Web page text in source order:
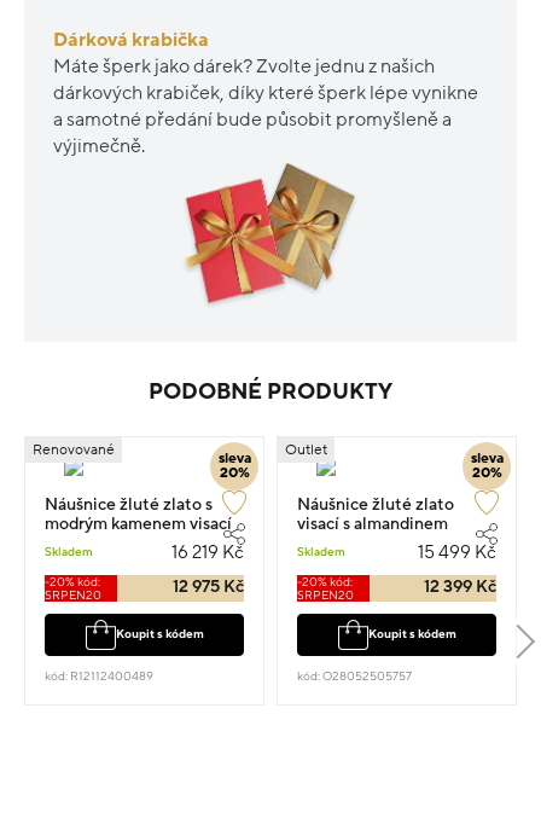
Dárková krabička
Máte šperk jako dárek? Zvolte jednu z našich
dárkových krabiček, díky které šperk lépe vynikne
a samotné předání bude působit promyšleně a
výjimečně.
PODOBNÉ PRODUKTY
sleva
20%
Renovované
Náušnice žluté zlato s
modrým kamenem visací
Skladem 16 219 Kč
-20% kód:
SRPEN20
12 975 Kč
Koupit s kódem
kód: R12112400489
sleva
20%
Outlet
Náušnice žluté zlato
visací s almandinem
osazené zirkony 2cm 4.1g
Skladem 15 499 Kč
-20% kód:
SRPEN20
12 399 Kč
Koupit s kódem
kód: O28052505757